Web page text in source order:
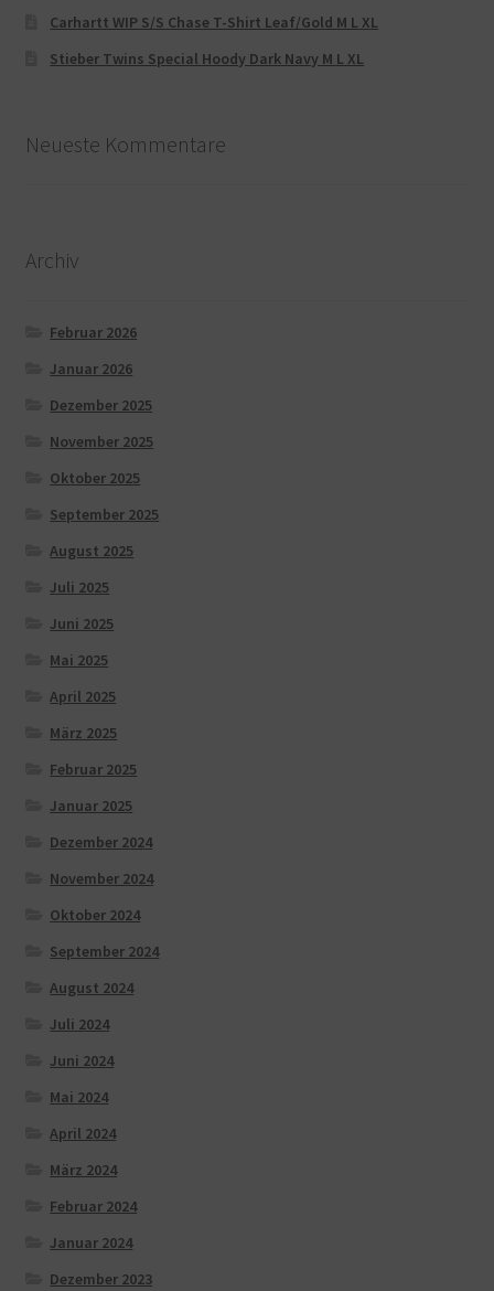
Carhartt WIP S/S Chase T-Shirt Leaf/Gold M L XL
Stieber Twins Special Hoody Dark Navy M L XL
Neueste Kommentare
Archiv
Februar 2026
Januar 2026
Dezember 2025
November 2025
Oktober 2025
September 2025
August 2025
Juli 2025
Juni 2025
Mai 2025
April 2025
März 2025
Februar 2025
Januar 2025
Dezember 2024
November 2024
Oktober 2024
September 2024
August 2024
Juli 2024
Juni 2024
Mai 2024
April 2024
März 2024
Februar 2024
Januar 2024
Dezember 2023